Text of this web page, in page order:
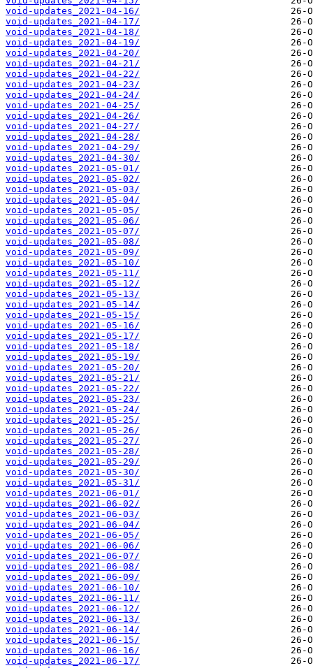
void-updates_2021-04-16/
void-updates_2021-04-17/
void-updates_2021-04-18/
void-updates_2021-04-19/
void-updates_2021-04-20/
void-updates_2021-04-21/
void-updates_2021-04-22/
void-updates_2021-04-23/
void-updates_2021-04-24/
void-updates_2021-04-25/
void-updates_2021-04-26/
void-updates_2021-04-27/
void-updates_2021-04-28/
void-updates_2021-04-29/
void-updates_2021-04-30/
void-updates_2021-05-01/
void-updates_2021-05-02/
void-updates_2021-05-03/
void-updates_2021-05-04/
void-updates_2021-05-05/
void-updates_2021-05-06/
void-updates_2021-05-07/
void-updates_2021-05-08/
void-updates_2021-05-09/
void-updates_2021-05-10/
void-updates_2021-05-11/
void-updates_2021-05-12/
void-updates_2021-05-13/
void-updates_2021-05-14/
void-updates_2021-05-15/
void-updates_2021-05-16/
void-updates_2021-05-17/
void-updates_2021-05-18/
void-updates_2021-05-19/
void-updates_2021-05-20/
void-updates_2021-05-21/
void-updates_2021-05-22/
void-updates_2021-05-23/
void-updates_2021-05-24/
void-updates_2021-05-25/
void-updates_2021-05-26/
void-updates_2021-05-27/
void-updates_2021-05-28/
void-updates_2021-05-29/
void-updates_2021-05-30/
void-updates_2021-05-31/
void-updates_2021-06-01/
void-updates_2021-06-02/
void-updates_2021-06-03/
void-updates_2021-06-04/
void-updates_2021-06-05/
void-updates_2021-06-06/
void-updates_2021-06-07/
void-updates_2021-06-08/
void-updates_2021-06-09/
void-updates_2021-06-10/
void-updates_2021-06-11/
void-updates_2021-06-12/
void-updates_2021-06-13/
void-updates_2021-06-14/
void-updates_2021-06-15/
void-updates_2021-06-16/
void-updates_2021-06-17/